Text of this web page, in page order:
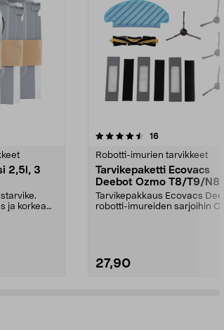
2,5l, 3
ja korkea
16arvostelut
Robotti-imurien tarvikkeet
Tarvikepaketti Ecovacs
Deebot Ozmo T8/T9/N8
Tarvikepakkaus Ecovacs
robotti-imureiden sarjoihin
27,90
5.0 viidestä